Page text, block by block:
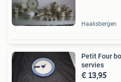
Haaksbergen
Petit Four
servies
€ 13,95